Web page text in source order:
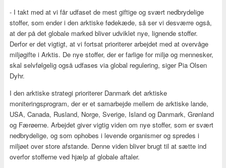
- I takt med at vi får udfaset de mest giftige og svært nedbrydelige
stoffer, som ender i den arktiske fødekæde, så ser vi desværre også,
at der på det globale marked bliver udviklet nye, lignende stoffer.
Derfor er det vigtigt, at vi fortsat prioriterer arbejdet med at overvåge
miljøgifte i Arktis. De nye stoffer, der er farlige for miljø og mennesker,
skal selvfølgelig også udfases via global regulering, siger Pia Olsen
Dyhr.
I den arktiske strategi prioriterer Danmark det arktiske
moniteringsprogram, der er et samarbejde mellem de arktiske lande,
USA, Canada, Rusland, Norge, Sverige, Island og Danmark, Grønland
og Færøerne. Arbejdet giver vigtig viden om nye stoffer, som er svært
nedbrydelige, og som ophobes i levende organismer og spredes i
miljøet over store afstande. Denne viden bliver brugt til at sætte ind
overfor stofferne ved hjælp af globale aftaler.